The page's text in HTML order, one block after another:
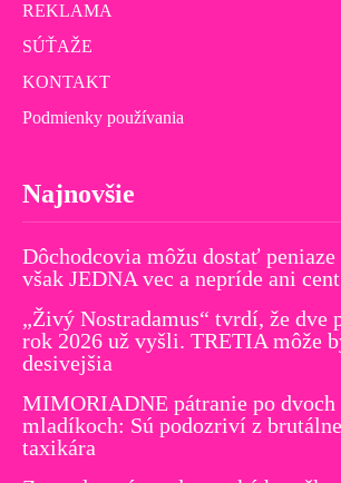
REKLAMA
SÚŤAŽE
KONTAKT
Podmienky používania
Najnovšie
Dôchodcovia môžu dostať
však JEDNA vec a nepríde ani cent
„Živý Nostradamus“ tvrdí, že dve
rok 2026 už vyšli. TRETIA môže
desivejšia
MIMORIADNE pátranie po dvoch
mladíkoch: Sú podozriví z
taxikára